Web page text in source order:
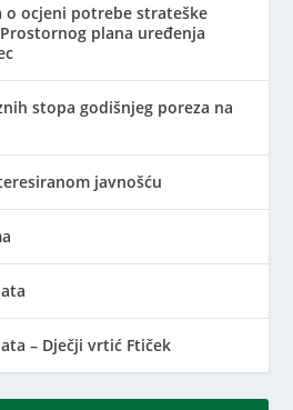
o ocjeni potrebe strateške
plana uređenja
stopa godišnjeg poreza na
javnošću
– Dječji vrtić Ftiček